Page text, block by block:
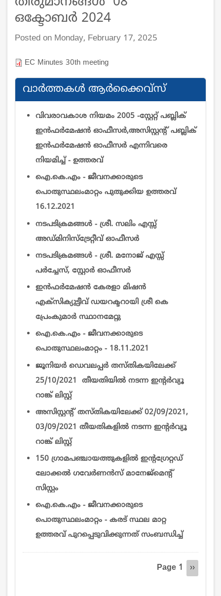
ഒക്ടോബർ 2024
Posted on Monday, February 17, 2025
EC Minutes 30th meeting
വാര്‍ത്തകള്‍ ആര്‍ക്കൈവ്സ്
വിവരാവകാശ നിയമം 2005 -സ്റ്റേറ്റ് പബ്ലിക്
ഇന്‍ഫര്‍മേഷന്‍ ഓഫീസര്‍,അസിസ്റ്റന്റ് പബ്ലിക്
ഇന്‍ഫര്‍മേഷന്‍ ഓഫീസര്‍ എന്നിവരെ
നിയമിച്ച് - ഉത്തരവ്
ഐ.കെ.എം - ജീവനക്കാരുടെ
പൊതുസ്ഥലംമാറ്റം പുതുക്കിയ ഉത്തരവ്
16.12.2021
നടപടിക്രമങ്ങൾ - ശ്രീ. സലിം എസ്സ്
അഡ്മിനിസ്ട്രേറ്റീവ് ഓഫീസര്‍
നടപടിക്രമങ്ങൾ - ശ്രീ. മനോജ് എസ്സ്
പർച്ചേസ്, സ്റ്റോർ ഓഫീസര്‍
ഇന്‍ഫര്‍മേഷന്‍ കേരളാ മിഷന്‍
എക്സിക്യുട്ടീവ്‌ ഡയറക്ടറായി ശ്രീ കെ
പ്രേംകുമാര്‍ സ്ഥാനമേറ്റു
ഐ.കെ.എം - ജീവനക്കാരുടെ
പൊതുസ്ഥലംമാറ്റം - 18.11.2021
ജൂനിയർ ഡെവലപ്പർ തസ്തികയിലേക്ക്
25/10/2021 തീയതിയിൽ നടന്ന ഇന്റര്‍വ്യൂ
റാങ്ക് ലിസ്റ്റ്
അസിസ്റ്റന്റ് തസ്തികയിലേക്ക് 02/09/2021,
03/09/2021 തീയതികളിൽ നടന്ന ഇന്റര്‍വ്യൂ
റാങ്ക് ലിസ്റ്റ്
150 ഗ്രാമപഞ്ചായത്തുകളിൽ ഇന്റഗ്രേറ്റഡ്
ലോക്കൽ ഗവേർണൻസ് മാനേജ്‌മെന്റ്
സിസ്റ്റം
ഐ.കെ.എം - ജീവനക്കാരുടെ
പൊതുസ്ഥലംമാറ്റം - കരട് സ്ഥല മാറ്റ
ഉത്തരവ് പുറപ്പെടുവിക്കുന്നത് സംബന്ധിച്ച്
Page 1
Next
››